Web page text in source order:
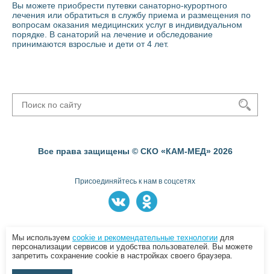
Вы можете приобрести путевки санаторно-курортного
лечения или обратиться в службу приема и размещения по
вопросам оказания медицинских услуг в индивидуальном
порядке. В санаторий на лечение и обследование
принимаются взрослые и дети от 4 лет.
Все права защищены © СКО «КАМ-МЕД» 2026
Присоединяйтесь к нам в соцсетях
Мы используем cookie и рекомендательные технологии для
персонализации сервисов и удобства пользователей. Вы можете
запретить сохранение cookie в настройках своего браузера.